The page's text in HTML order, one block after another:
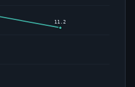
11.2